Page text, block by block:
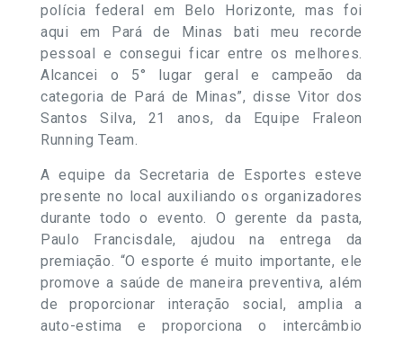
polícia federal em Belo Horizonte, mas foi
aqui em Pará de Minas bati meu recorde
pessoal e consegui ficar entre os melhores.
Alcancei o 5° lugar geral e campeão da
categoria de Pará de Minas”, disse Vitor dos
Santos Silva, 21 anos, da Equipe Fraleon
Running Team.
A equipe da Secretaria de Esportes esteve
presente no local auxiliando os organizadores
durante todo o evento. O gerente da pasta,
Paulo Francisdale, ajudou na entrega da
premiação. “O esporte é muito importante, ele
promove a saúde de maneira preventiva, além
de proporcionar interação social, amplia a
auto-estima e proporciona o intercâmbio